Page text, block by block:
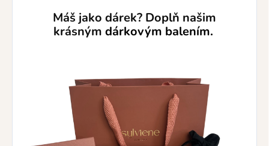
Máš jako dárek? Doplň našim
krásným dárkovým balením.